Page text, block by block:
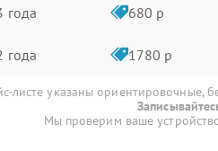
года 680 р
года 1780 р
листе указаны ориентировочные,
Мы проверим ваше